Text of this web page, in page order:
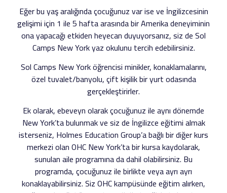
Eğer bu yaş aralığında çocuğunuz var ise ve İngilizcesinin
gelişimi için 1 ile 5 hafta arasında bir Amerika deneyiminin
ona yapacağı etkiden heyecan duyuyorsanız, siz de Sol
Camps New York yaz okulunu tercih edebilirsiniz.
Sol Camps New York öğrencisi minikler, konaklamalarını,
özel tuvalet/banyolu, çift kişilik bir yurt odasında
gerçekleştirirler.
Ek olarak, ebeveyn olarak çocuğunuz ile aynı dönemde
New York’ta bulunmak ve siz de İngilizce eğitimi almak
isterseniz, Holmes Education Group’a bağlı bir diğer kurs
merkezi olan OHC New York’ta bir kursa kaydolarak,
sunulan aile programına da dahil olabilirsiniz. Bu
programda, çocuğunuz ile birlikte veya ayrı ayrı
konaklayabilirsiniz. Siz OHC kampüsünde eğitim alırken,